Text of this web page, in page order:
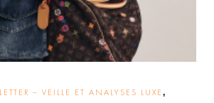
– VEILLE ET ANALYSES LUXE ,